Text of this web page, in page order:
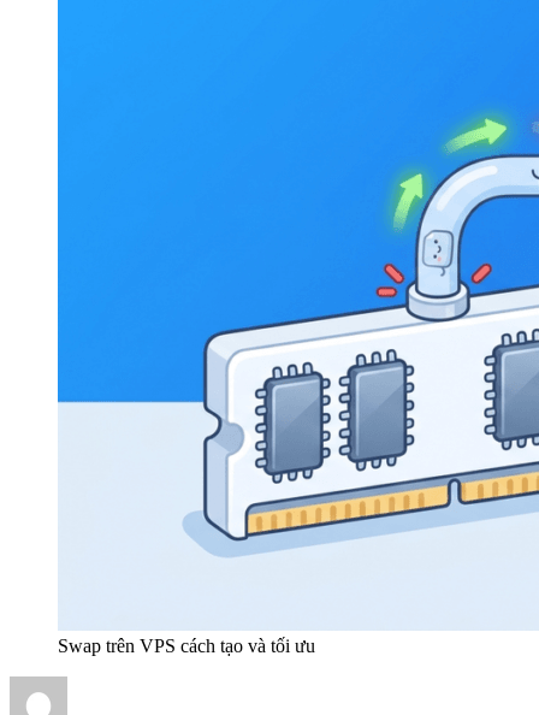
Swap trên VPS cách tạo và tối ưu